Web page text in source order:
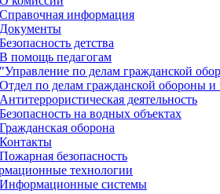
Справочная информация
Документы
Безопасность детства
В помощь педагогам
по делам гражданской
Отдел по делам гражданской обороны
Антитеррористическая деятельность
Безопасность на водных объектах
Гражданская оборона
Контакты
Пожарная безопасность
технологии
Информационные системы